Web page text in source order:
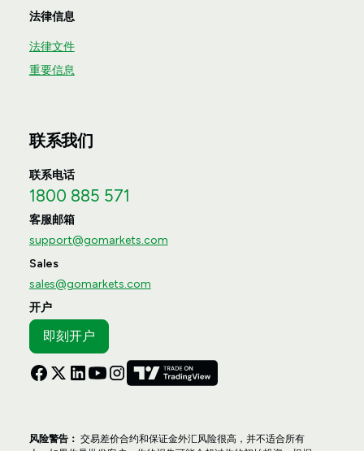
法律信息
法律文件
重要信息
联系我们
联系电话
1800 885 571
客服邮箱
support@gomarkets.com
Sales
sales@gomarkets.com
开户
即刻开户
风险警告： 交易差价合约和保证金外汇风险很高，并不适合所有